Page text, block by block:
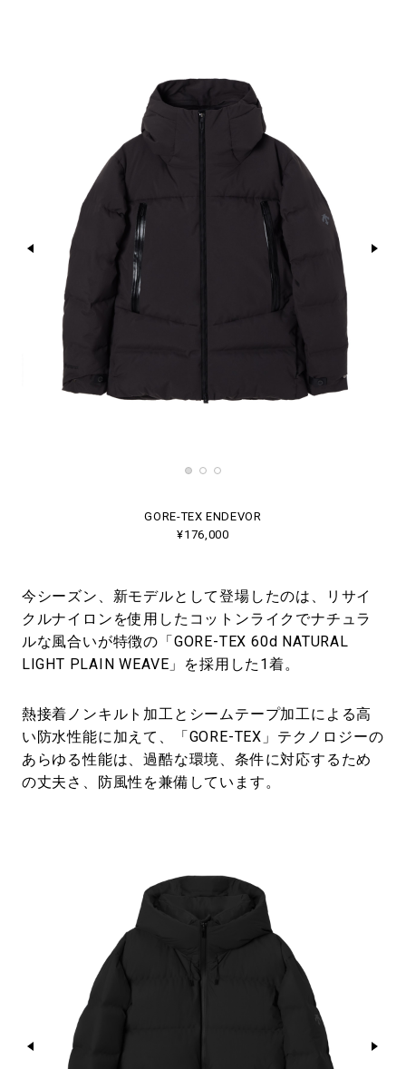
GORE-TEX ENDEVOR
¥176,000
今シーズン、新モデルとして登場したのは、リサイ
クルナイロンを使用したコットンライクでナチュラ
ルな風合いが特徴の「GORE-TEX 60d NATURAL
LIGHT PLAIN WEAVE」を採用した1着。
熱接着ノンキルト加工とシームテープ加工による高
い防水性能に加えて、「GORE-TEX」テクノロジーの
あらゆる性能は、過酷な環境、条件に対応するため
の丈夫さ、防風性を兼備しています。